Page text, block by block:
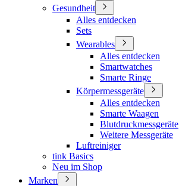
Gesundheit
Alles entdecken
Sets
Wearables
Alles entdecken
Smartwatches
Smarte Ringe
Körpermessgeräte
Alles entdecken
Smarte Waagen
Blutdruckmessgeräte
Weitere Messgeräte
Luftreiniger
tink Basics
Neu im Shop
Marken